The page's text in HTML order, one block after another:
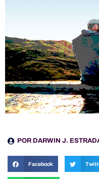
POR DARWIN J.
Facebook